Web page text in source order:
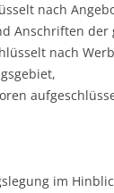
nach
Anschriften
nach
im